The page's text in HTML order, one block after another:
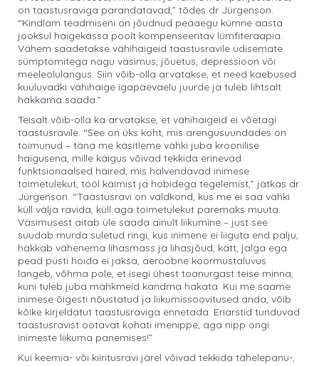
on taastusraviga parandatavad,” tõdes dr Jürgenson.
“Kindlam teadmiseni on jõudnud peaaegu kümne aasta
jooksul haigekassa poolt kompenseeritav lümfiteraapia.
Vähem saadetakse vähihaigeid taastusravile üdisemate
sümptomitega nagu väsimus, jõuetus, depressioon või
meeleolulangus. Siin võib-olla arvatakse, et need kaebused
kuuluvadki vähihaige igapäevaelu juurde ja tuleb lihtsalt
hakkama saada.”
Teisalt võib-olla ka arvatakse, et vähihaigeid ei võetagi
taastusravile. “See on üks koht, mis arengusuundades on
toimunud – täna me käsitleme vähki juba kroonilise
haigusena, mille käigus võivad tekkida erinevad
funktsionaalsed häired, mis halvendavad inimese
toimetulekut, tööl käimist ja hobidega tegelemist,” jätkas dr
Jürgenson. “Taastusravi on valdkond, kus me ei saa vähki
küll välja ravida, küll aga toimetulekut paremaks muuta.
Väsimusest aitab üle saada ainult liikumine – just see
suudab murda suletud ringi, kus inimene ei liiguta end palju,
hakkab vähenema lihasmass ja lihasjõud, kätt, jalga ega
pead püsti hoida ei jaksa, aeroobne koormustaluvus
langeb, võhma pole, et isegi ühest toanurgast teise minna,
kuni tuleb juba mähkmeid kandma hakata. Kui me saame
inimese õigesti nõustatud ja liikumissoovitused anda, võib
kõike kirjeldatut taastusraviga ennetada. Eriarstid tunduvad
taastusravist ootavat kohati imenippe, aga nipp ongi
inimeste liikuma panemises!”
Kui keemia- või kiiritusravi järel võivad tekkida tähelepanu-,